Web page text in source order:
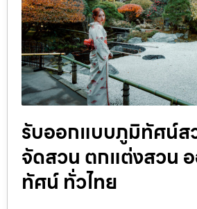
รับออกแบบภูมิทัศน์ส
จัดสวน ตกแต่งสวน
ทัศน์ ทั่วไทย